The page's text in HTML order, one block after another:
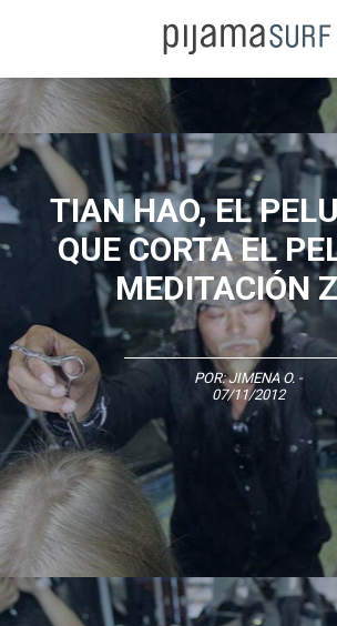
TIAN HAO, EL
QUE CORTA EL
MEDITACIÓN
POR:JIMENA O. -
07/11/2012